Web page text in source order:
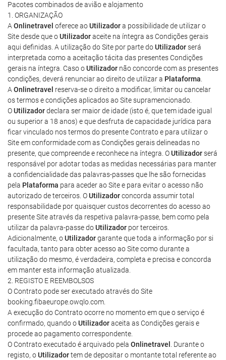
Pacotes combinados de avião e alojamento
1. ORGANIZAÇÃO
A Onlinetravel oferece aoUtilizadora possibilidade de utilizar o
Site desde que oUtilizadoraceite na íntegra as Condições gerais
aqui definidas. A utilização do Site por parte doUtilizadorserá
interpretada como a aceitação tácita das presentes Condições
gerais na íntegra. Caso oUtilizador não concorde com as presentes
condições, deverá renunciar ao direito de utilizar a Plataforma
A Onlinetravel reserva-se o direito a modificar, limitar ou cancelar
os termos e condições aplicados ao Site supramencionado.
OUtilizadordeclara ser maior de idade (isto é, que tem idade igual
ou superior a 18 anos) e que desfruta de capacidade jurídica para
ficar vinculado nos termos do presente Contrato e para utilizar o
Site em conformidade com as Condições gerais delineadas no
presente, que compreende e reconhece na íntegra. OUtilizadorserá
responsável por adotar todas as medidas necessárias para manter
a confidencialidade das palavras-passes que lhe são fornecidas
pela Plataforma para aceder ao Site e para evitar o acesso não
autorizado de terceiros. OUtilizadorconcorda assumir total
responsabilidade por quaisquer custos decorrentes do acesso ao
presente Site através da respetiva palavra-passe, bem como pela
utilizar da palavra-passe doUtilizador por terceiros.
Adicionalmente, oUtilizadorgarante que toda a informação por si
facultada, tanto para obter acesso ao Site como durante a
utilização do mesmo, é verdadeira, completa e precisa e concorda
em manter esta informação atualizada.
2. REGISTO E REEMBOLSOS
O Contrato pode ser executado através do Site
booking.fibaeurope.owqlo.com.
A execução do Contrato ocorre no momento em que o serviço é
confirmado, quando oUtilizadoraceita as Condições gerais e
procede ao pagamento correspondente.
O Contrato executado é arquivado pela Onlinetravel
. Durante o
registo, oUtilizadortem de depositar o montante total referente ao